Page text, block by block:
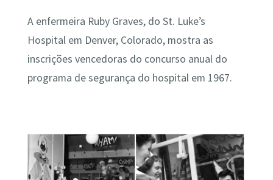
A enfermeira Ruby Graves, do St. Luke’s
Hospital em Denver, Colorado, mostra as
inscrições vencedoras do concurso anual do
programa de segurança do hospital em 1967.